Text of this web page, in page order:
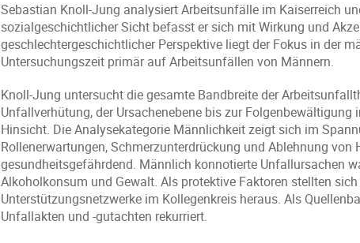
Sebastian Knoll-Jung analysiert Arbeitsunfälle im Kaiserreich
sozialgeschichtlicher Sicht befasst er sich mit Wirkung und
geschlechtergeschichtlicher Perspektive liegt der Fokus in der
Untersuchungszeit primär auf Arbeitsunfällen von Männern.
Knoll-Jung untersucht die gesamte Bandbreite der
Unfallverhütung, der Ursachenebene bis zur
Hinsicht. Die Analysekategorie Männlichkeit zeigt sich im
Rollenerwartungen, Schmerzunterdrückung und Ablehnung
gesundheitsgefährdend. Männlich konnotierte Unfallursachen
Alkoholkonsum und Gewalt. Als protektive Faktoren stellten
Unterstützungsnetzwerke im Kollegenkreis heraus. Als
Unfallakten und -gutachten rekurriert.